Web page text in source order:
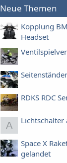
Neue Themen
Kopplung
Headset
RDKS RDC
A Lichtschalter
Space X
gelandet